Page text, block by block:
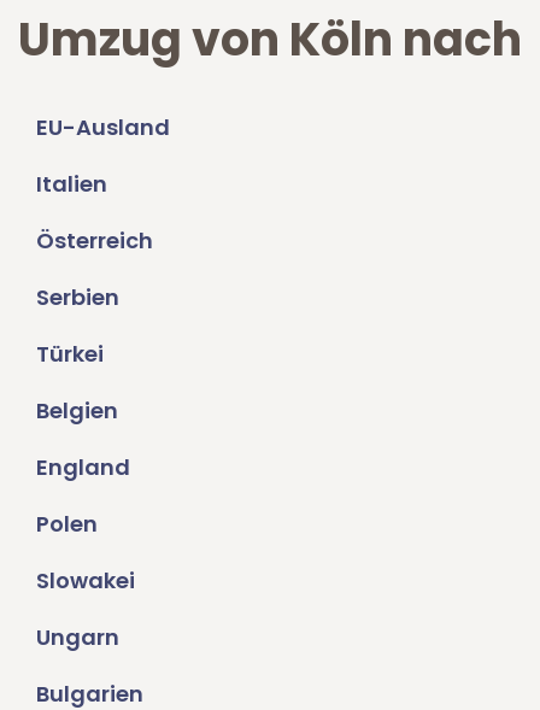
Umzug von Köln nach
EU-Ausland
Italien
Österreich
Serbien
Türkei
Belgien
England
Polen
Slowakei
Ungarn
Bulgarien